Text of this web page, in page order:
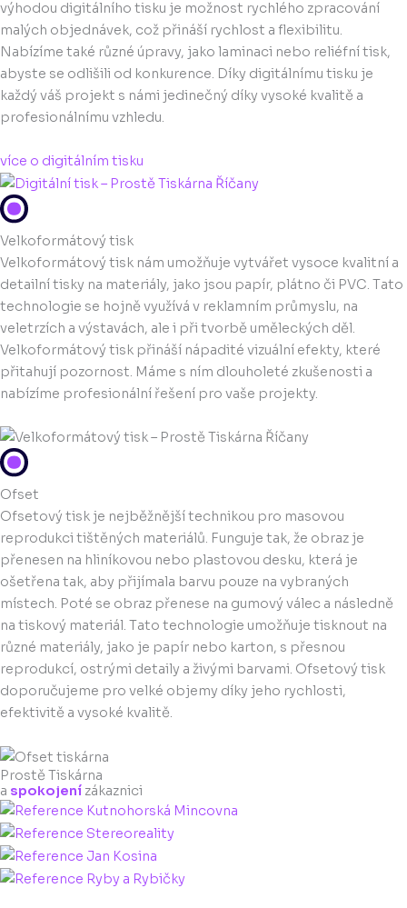
výhodou digitálního tisku je možnost rychlého zpracování
malých objednávek, což přináší rychlost a flexibilitu.
Nabízíme také různé úpravy, jako laminaci nebo reliéfní tisk,
abyste se odlišili od konkurence. Díky digitálnímu tisku je
každý váš projekt s námi jedinečný díky vysoké kvalitě a
profesionálnímu vzhledu.
více o digitálním tisku
Velkoformátový tisk
Velkoformátový tisk nám umožňuje vytvářet vysoce kvalitní a
detailní tisky na materiály, jako jsou papír, plátno či PVC. Tato
technologie se hojně využívá v reklamním průmyslu, na
veletrzích a výstavách, ale i při tvorbě uměleckých děl.
Velkoformátový tisk přináší nápadité vizuální efekty, které
přitahují pozornost. Máme s ním dlouholeté zkušenosti a
nabízíme profesionální řešení pro vaše projekty.
Ofset
Ofsetový tisk je nejběžnější technikou pro masovou
reprodukci tištěných materiálů. Funguje tak, že obraz je
přenesen na hliníkovou nebo plastovou desku, která je
ošetřena tak, aby přijímala barvu pouze na vybraných
místech. Poté se obraz přenese na gumový válec a následně
na tiskový materiál. Tato technologie umožňuje tisknout na
různé materiály, jako je papír nebo karton, s přesnou
reprodukcí, ostrými detaily a živými barvami. Ofsetový tisk
doporučujeme pro velké objemy díky jeho rychlosti,
efektivitě a vysoké kvalitě.
Prostě Tiskárna
a spokojení zákaznici